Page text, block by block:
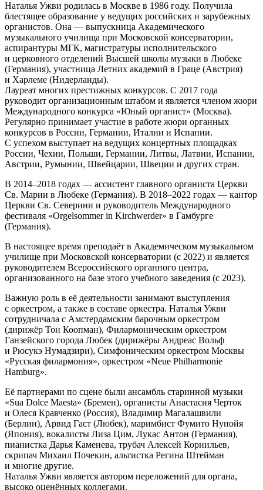
Наталья Ужви родилась в Москве в 1986 году. Получила
блестящее образование у ведущих российских и зарубежных
органистов. Она — выпускница Академического
музыкального училища при Московской консерватории,
аспирантуры МГК, магистратуры исполнительского
и церковного отделений Высшей школы музыки в Любеке
(Германия), участница Летних академий в Граце (Австрия)
и Харлеме (Нидерланды).
Лауреат многих престижных конкурсов. С 2017 года
руководит организационным штабом и является членом жюри
Международного конкурса «Юный органист» (Москва).
Регулярно принимает участие в работе жюри органных
конкурсов в России, Германии, Италии и Испании.
С успехом выступает на ведущих концертных площадках
России, Чехии, Польши, Германии, Литвы, Латвии, Испании,
Австрии, Румынии, Швейцарии, Швеции и других стран.
В 2014–2018 годах — ассистент главного органиста Церкви
Св. Марии в Любеке (Германия). В 2018–2022 годах — кантор
Церкви Св. Северини и руководитель Международного
фестиваля «Orgelsommer in Kirchwerder» в Гамбурге
(Германия).
В настоящее время преподаёт в Академическом музыкальном
училище при Московской консерватории (с 2022) и является
руководителем Всероссийского органного центра,
организованного на базе этого учебного заведения (с 2023).
Важную роль в её деятельности занимают выступления
с оркестром, а также в составе оркестра. Наталья Ужви
сотрудничала с Амстердамским барочным оркестром
(дирижёр Тон Коопман), Филармоническим оркестром
Ганзейского города Любек (дирижёры Андреас Вольф
и Рюсукэ Нумадзири), Симфоническим оркестром Москвы
«Русская филармония», оркестром «Neue Philharmonie
Hamburg».
Её партнерами по сцене были ансамбль старинной музыки
«Sua Dolce Maesta» (Бремен), органисты Анастасия Черток
и Олеся Кравченко (Россия), Владимир Магалашвили
(Берлин), Арвид Гаст (Любек), маримбист Фумито Нунойя
(Япония), вокалисты Лиза Цим, Лукас Антон (Германия),
пианистка Дарья Каменева, трубач Алексей Корнильев,
скрипач Михаил Почекин, альтистка Регина Штейман
и многие другие.
Наталья Ужви является автором переложений для органа,
высоко оценённых коллегами.